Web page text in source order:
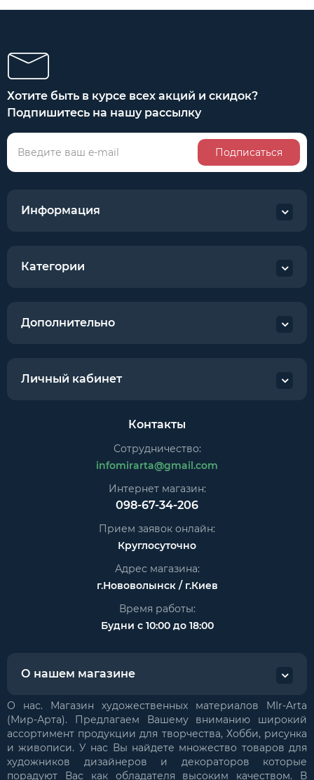
Хотите быть в курсе всех акций и скидок?
Подпишитесь на нашу рассылку
Подписаться
Информация
Категории
Дополнительно
Личный кабинет
Контакты
Сотрудничество:
infomirarta@gmail.com
Интернет магазин:
098-67-34-206
Прием заявок онлайн:
Круглосуточно
Адрес магазина:
г.Нововолынск / г.Киев
Время работы:
Будни с 10:00 до 18:00
О нашем магазине
О нас. Магазин художественных материалов MIr-Arta
(Мир-Арта). Предлагаем Вашему вниманию широкий
ассортимент продукции для творчества, Хобби, рисунка
и живописи. У нас Вы найдете множество товаров для
художников дизайнеров и декораторов которые
порадуют Вас как обладателя высоким качеством. В